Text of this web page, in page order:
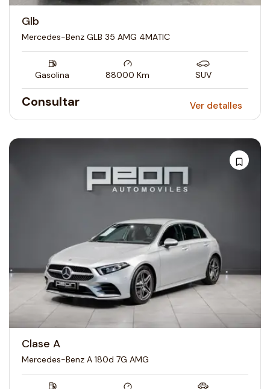
Glb
Mercedes-Benz GLB 35 AMG 4MATIC
Gasolina 88000 Km SUV
Consultar Ver detalles
Clase A
Mercedes-Benz A 180d 7G AMG